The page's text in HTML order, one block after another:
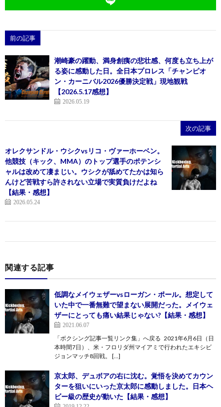
前の記事
潮崎豪の躍動、満身創痍の悲壮感、何度も立ち上が
る姿に感動した日。全日本プロレス「チャンピオ
ン・カーニバル2026優勝決定戦」現地観戦
【2026.5.17感想】
2026.05.19
次の記事
オレクサンドル・ウシクvsリコ・ヴァーホーベン。
他競技（キック、MMA）のトップ選手のポテンシ
ャルは改めて凄まじい。ウシクが舐めてたかは知ら
んけど苦戦すら許されない立場で実質負けだよね
【結果・感想】
2026.05.24
関連する記事
低調なメイウェザーvsローガン・ポール。想定して
いた中で一番無難で望まない展開だった。メイウェ
ザーにとっても痛い結果じゃない?【結果・感想】
2021.06.07
「ボクシング記事一覧リンク集」へ戻る 2021年6月6日（日
本時間7日）、米・フロリダ州マイアミで行われたエキシビ
ジョンマッチ8回戦。 […]
京太郎、デュボアの右に沈む。覚悟を決めてカウン
ターを狙いにいった京太郎に感動しました。日本ヘ
ビー級の歴史が動いた【結果・感想】